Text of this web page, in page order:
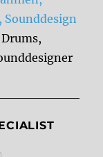
Sounddesign